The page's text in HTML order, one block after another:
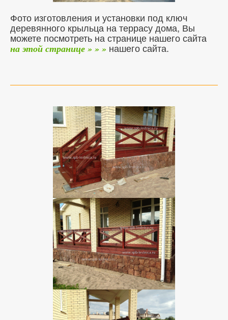
Фото изготовления и установки под ключ
деревянного крыльца на террасу дома, Вы
можете посмотреть на странице нашего сайта
на этой странице » » » нашего сайта.